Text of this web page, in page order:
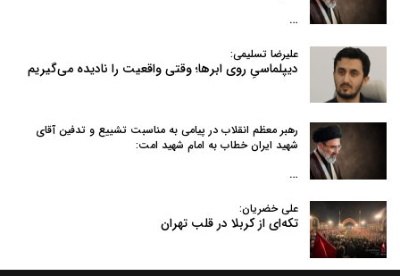
…
علیرضا تسلیمی:
دیپلماسیِ روی ابرها؛ وقتی واقعیت را نادیده می‌گیریم
رهبر معظم انقلاب در پیامی به‌ مناسبت تشییع و تدفین آقای
شهید ایران خطاب به امام شهید امت:
…
علی خضریان:
تکه‌ای از کربلا در قلب تهران